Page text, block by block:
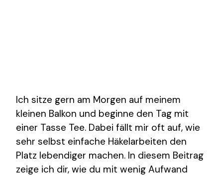
Ich sitze gern am Morgen auf meinem
kleinen Balkon und beginne den Tag mit
einer Tasse Tee. Dabei fällt mir oft auf, wie
sehr selbst einfache Häkelarbeiten den
Platz lebendiger machen. In diesem Beitrag
zeige ich dir, wie du mit wenig Aufwand